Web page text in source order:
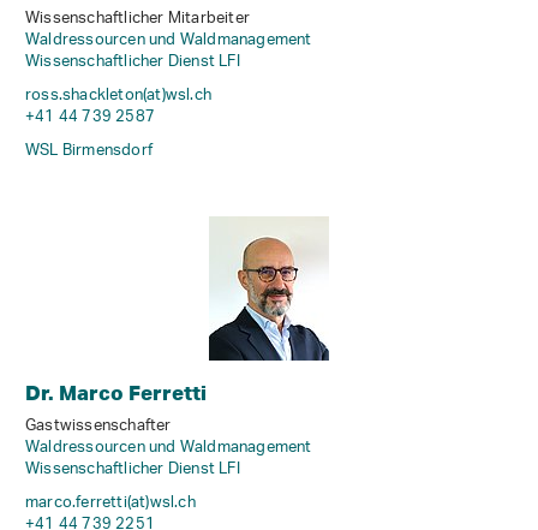
Wissenschaftlicher Mitarbeiter
Waldressourcen und Waldmanagement
Wissenschaftlicher Dienst LFI
ross.shackleton(at)wsl.ch
+41 44 739 2587
WSL Birmensdorf
Dr. Marco Ferretti
Gastwissenschafter
Waldressourcen und Waldmanagement
Wissenschaftlicher Dienst LFI
marco.ferretti(at)wsl.ch